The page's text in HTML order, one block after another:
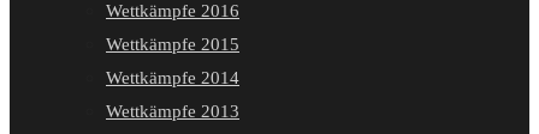
Wettkämpfe 2016
Wettkämpfe 2015
Wettkämpfe 2014
Wettkämpfe 2013